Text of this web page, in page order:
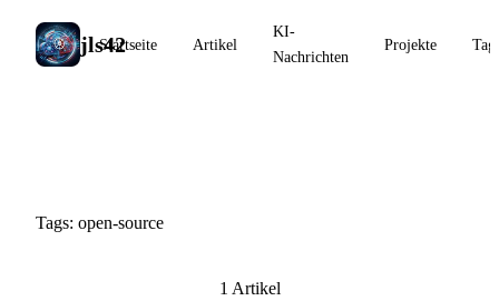
jls42
Startseite Artikel
KI-
Nachrichten
Projekte
Tags: open-source
1 Artikel